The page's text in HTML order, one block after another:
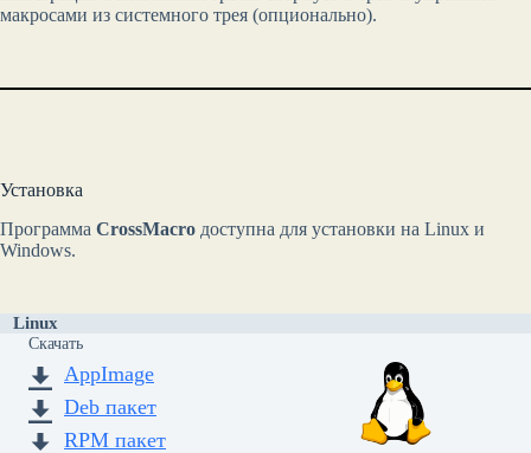
макросами из системного трея (опционально).
Установка
Программа CrossMacro доступна для установки на Linux и
Windows.
Linux
Скачать
AppImage
Deb пакет
RPM пакет